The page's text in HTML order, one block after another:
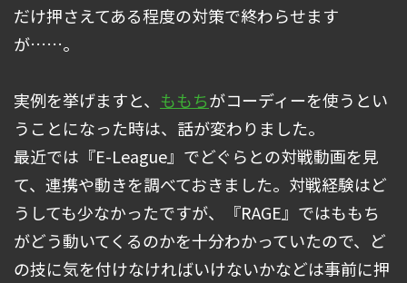
だけ押さえてある程度の対策で終わらせます
が……。
実例を挙げますと、 ももちがコーディーを使うとい
うことになった時は、話が変わりました。
最近では『E-League』でどぐらとの対戦動画を見
て、連携や動きを調べておきました。対戦経験はど
うしても少なかったですが、『RAGE』ではももち
がどう動いてくるのかを十分わかっていたので、ど
の技に気を付けなければいけないかなどは事前に押